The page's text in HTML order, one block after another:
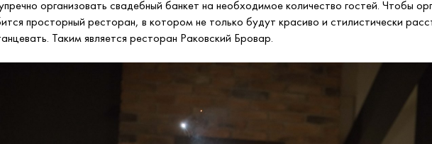
организовать свадебный банкет на необходимое количество гостей. Чтобы
просторный ресторан, в котором не только будут красиво и стилистически
Таким является ресторан Раковский Бровар.